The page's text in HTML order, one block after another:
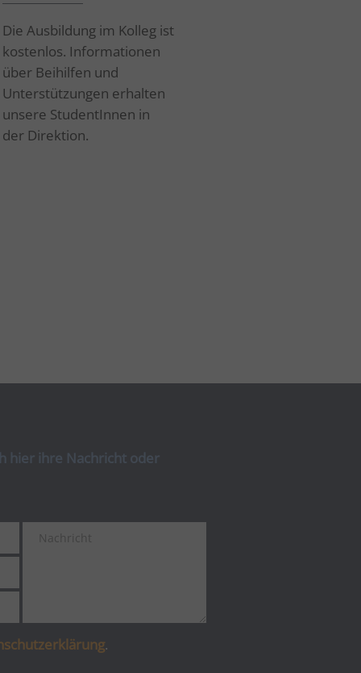
alle
Dauer
Host
Session htl-imst.at
2 Jahr(e)
Die Ausbildung im Kolleg ist
kostenlos. Informationen
über Beihilfen und
Unterstützungen erhalten
unsere StudentInnen in
der Direktion.
hier ihre Nachricht oder
.